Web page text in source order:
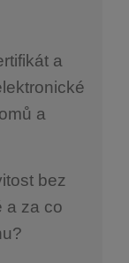
a
a
bez
a za co